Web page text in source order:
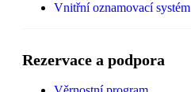
Vnitřní oznamovací systém
Rezervace a podpora